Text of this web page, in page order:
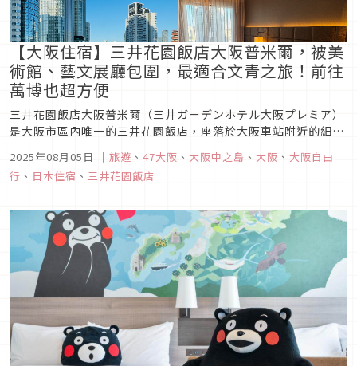
【大阪住宿】三井花園飯店大阪普米爾，被美
術館、藝文展廳包圍，最適合文青之旅！前往
萬博也超方便
三井花園飯店大阪普米爾（三井ガーデンホテル大阪プレミア）
是大阪市區內唯一的三井花園飯店，座落於大阪車站附近的細長
以沿著河流漫步於中之島步行者專用道，欣賞沿途的洋風古老建
築，走一走心情都輕鬆愜意起來。從這裡還有免費到大阪車站的
2025年08月05日 ｜ 旅遊 、 47大阪 、 大阪中之島 、 大阪 、 大阪自由
行 、 日本住宿 、 三井花園飯店